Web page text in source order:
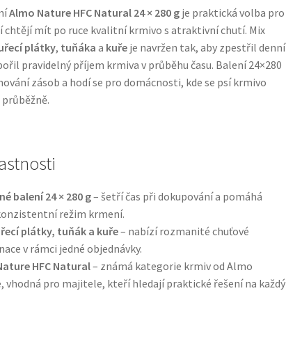
Almo Nature HFC Natural 24 × 280 gje praktická volba pro
mít po ruce kvalitní krmivo s atraktivní chutí. Mix
plátky, tuňáka a kuřeje navržen tak, aby zpestřil denní
pravidelný příjem krmiva v průběhu času. Balení 24×280
zásob a hodí se pro domácnosti, kde se psí krmivo
balení 24 × 280 g– šetří čas při dokupování a pomáhá
režim krmení.
plátky, tuňák a kuře– nabízí rozmanité chuťové
v rámci jedné objednávky.
HFC Natural– známá kategorie krmiv od Almo
vhodná pro majitele, kteří hledají praktické řešení na každý